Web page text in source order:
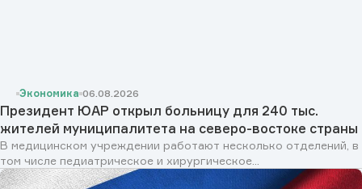
Экономика 06.08.2026
Президент ЮАР открыл больницу для 240 тыс.
жителей муниципалитета на северо-востоке страны
В медицинском учреждении работают несколько отделений, в
том числе педиатрическое и хирургическое...